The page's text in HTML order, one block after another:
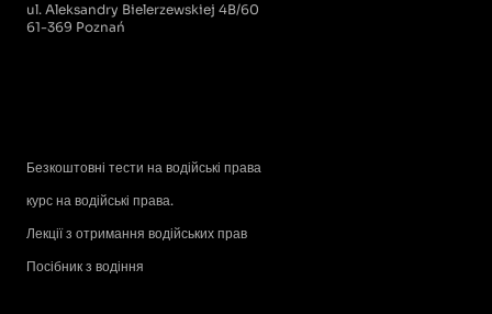
ul. Aleksandry Bielerzewskiej 4B/60
61-369 Poznań
Безкоштовні тести на водійські права
курс на водійські права.
Лекції з отримання водійських прав
Посібник з водіння